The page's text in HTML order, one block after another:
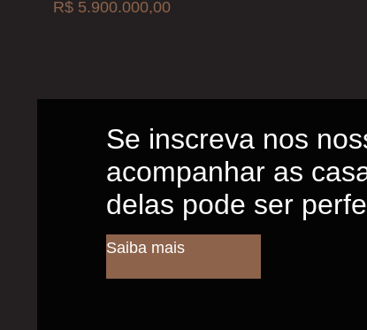
R$ 5.900.000,00
Se inscreva nos
acompanhar as
delas pode ser
Saiba mais